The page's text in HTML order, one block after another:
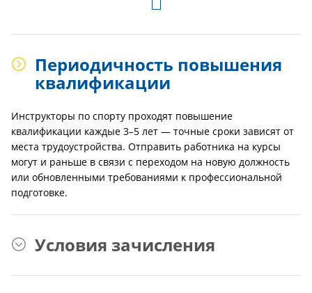
Периодичность повышения
квалификации
Инструкторы по спорту проходят повышение
квалификации каждые 3–5 лет — точные сроки зависят от
места трудоустройства. Отправить работника на курсы
могут и раньше в связи с переходом на новую должность
или обновленными требованиями к профессиональной
подготовке.
Условия зачисления